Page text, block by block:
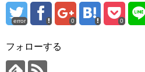
error 0 0
フォローする